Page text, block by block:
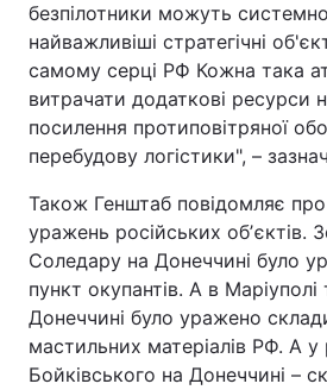
безпілотники можуть
найважливіші стратегічні
самому серці РФ Кожна така
витрачати додаткові ресурси
посилення протиповітряної
перебудову логістики", –
Також Генштаб повідомляє
уражень російських обʼєктів.
Соледару на Донеччині було
пункт окупантів. А в Маріуполі
Донеччині було уражено
мастильних матеріалів РФ. А у
Бойківського на Донеччині –